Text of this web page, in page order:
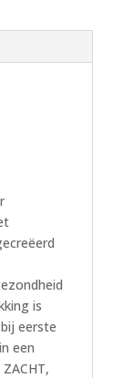
is
eerste
een